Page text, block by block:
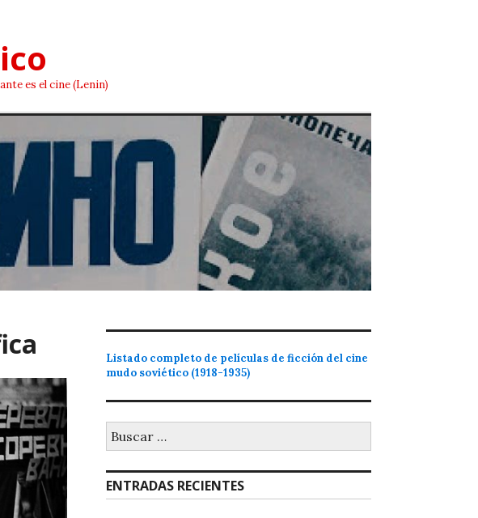
es el cine (Lenin)
Listado completo de películas de ficción del cine
mudo soviético (1918-1935)
ENTRADAS RECIENTES